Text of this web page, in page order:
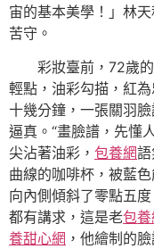
宙的基本美學！」林
苦守。
彩妝臺前，72歲
輕點，油彩勾描，紅
十幾分鐘，一張關羽
逼真。“畫臉譜，先懂
尖沾著油彩， 包養網
曲線的咖啡杯，被藍
向內側傾斜了零點五
都有講求，這是老包養
養甜心網 ，他繪制的